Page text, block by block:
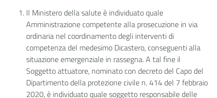
Il Ministero della salute è individuato quale
Amministrazione competente alla prosecuzione in via
ordinaria nel coordinamento degli interventi di
competenza del medesimo Dicastero, conseguenti alla
situazione emergenziale in rassegna. A tal fine il
Soggetto attuatore, nominato con decreto del Capo del
Dipartimento della protezione civile n. 414 del 7 febbraio
2020, è individuato quale soggetto responsabile delle